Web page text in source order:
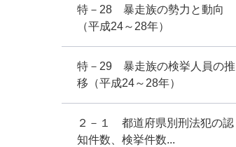
特－28 暴走族の勢力と動向
（平成24～28年）
特－29 暴走族の検挙人員の推
移（平成24～28年）
２－１ 都道府県別刑法犯の認
知件数、検挙件数...